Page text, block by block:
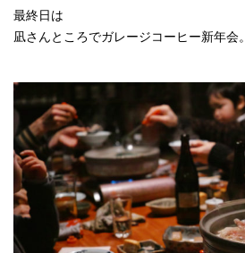
最終日は
凪さんところでガレージコーヒー新年会。